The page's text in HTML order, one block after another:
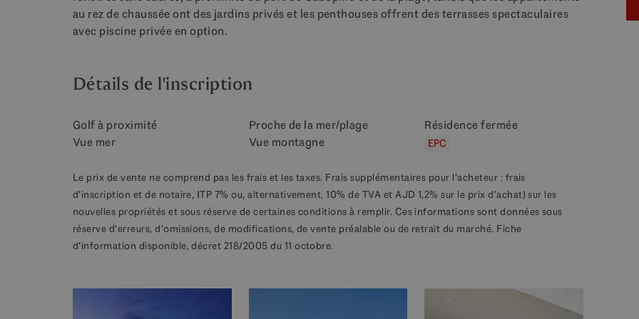
au rez de chaussée ont des jardins privés et les penthouses offrent des terrasses spectaculaires
avec piscine privée en option.
Détails de l'inscription
Golf à proximité Proche de la mer/plage
Résidence fermée
Vue mer
Vue montagne EPC
Le prix de vente ne comprend pas les frais et les taxes. Frais supplémentaires pour l'acheteur : frais
d'inscription et de notaire, ITP 7% ou, alternativement, 10% de TVA et AJD 1,2% sur le prix d'achat) sur les
nouvelles propriétés et sous réserve de certaines conditions à remplir. Ces informations sont données sous
réserve d'erreurs, d'omissions, de modifications, de vente préalable ou de retrait du marché. Fiche
d'information disponible, décret 218/2005 du 11 octobre.